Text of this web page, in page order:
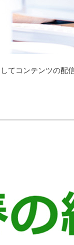
てコンテンツの配